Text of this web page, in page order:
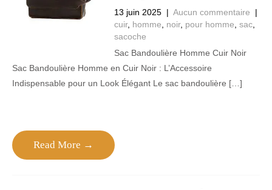
13 juin 2025 | Aucun commentaire
|
cuir, homme noir, pour homme sac,
sacoche
Sac Bandoulière Homme Cuir Noir
Sac Bandoulière Homme en Cuir Noir : L’Accessoire
Indispensable pour un Look Élégant Le sac bandoulière […]
Read More →